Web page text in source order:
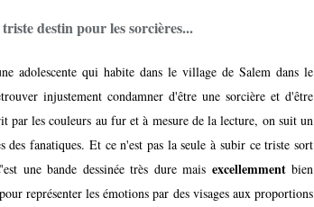
destin pour les sorcières...
adolescente qui habite dans le village de Salem dans le
injustement condamner d'être une sorcière et d'être
par les couleurs au fur et à mesure de la lecture, on suit un
fanatiques. Et ce n'est pas la seule à subir ce triste sort
une bande dessinée très dure mais excellemmentbien
représenter les émotions par des visages aux proportions